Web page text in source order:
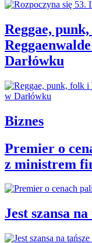
Reggae,
Darłówku
Biznes
Premier o
z ministrem
Jest szansa